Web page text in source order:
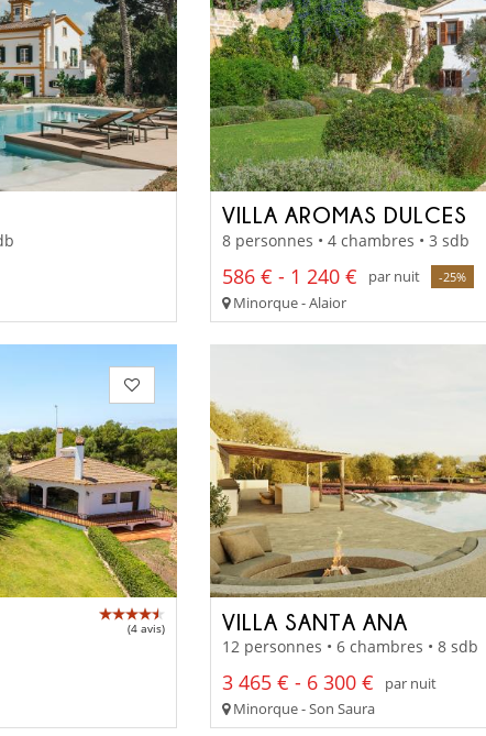
VILLA AROMAS DULCES
8 personnes • 4 chambres • 3 sdb
586 € - 1 240 € par nuit -25%
Minorque - Alaior
(4 avis) VILLA SANTA ANA
12 personnes • 6 chambres • 8 sdb
3 465 € - 6 300 €
par nuit
Minorque - Son Saura